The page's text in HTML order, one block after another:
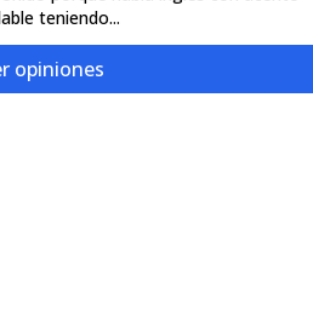
teniendo...
opiniones